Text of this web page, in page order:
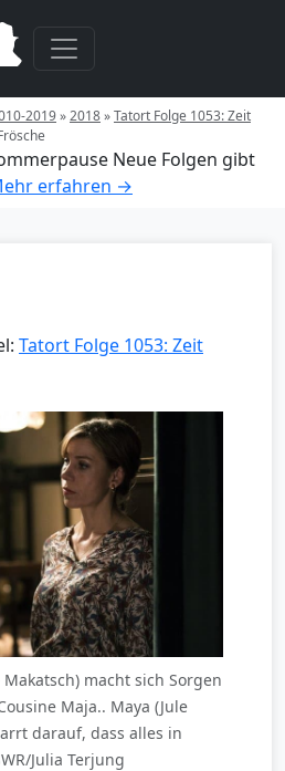
2019»2018»Tatort Folge 1053: Zeit
Neue Folgen gibt
erfahren →
Tatort Folge 1053: Zeit
macht sich Sorgen
Maja.. Maya (Jule
darauf, dass alles in
Julia Terjung